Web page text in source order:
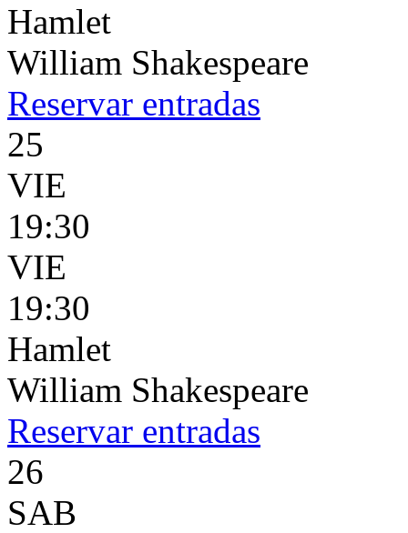
Hamlet
William Shakespeare
Reservar entradas
25
VIE
19:30
VIE
19:30
Hamlet
William Shakespeare
Reservar entradas
26
SAB